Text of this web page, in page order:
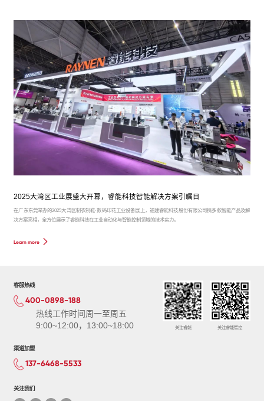
2025大湾区工业展盛大开幕，睿能科技智能解决方案引瞩目
在广东东莞举办的2025大湾区制衣制鞋·数码印花工业设备展上，福建睿能科技股份有限公司携多款智能产品及解
决方案亮相，全方位展示了睿能科技在工业自动化与智能控制领域的技术实力。
Learn more
客服热线
400-0898-188
热线工作时间周一至周五
9:00~12:00，13:00~18:00
渠道加盟
137-6468-5533
关注我们
关注睿能 关注睿能智控